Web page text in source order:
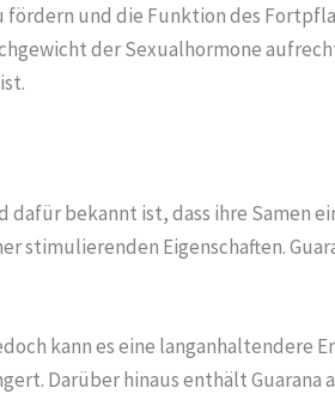
fördern und die Funktion des
der Sexualhormone
bekannt ist, dass ihre Samen
stimulierenden Eigenschaften.
kann es eine langanhaltendere
Darüber hinaus enthält Guarana